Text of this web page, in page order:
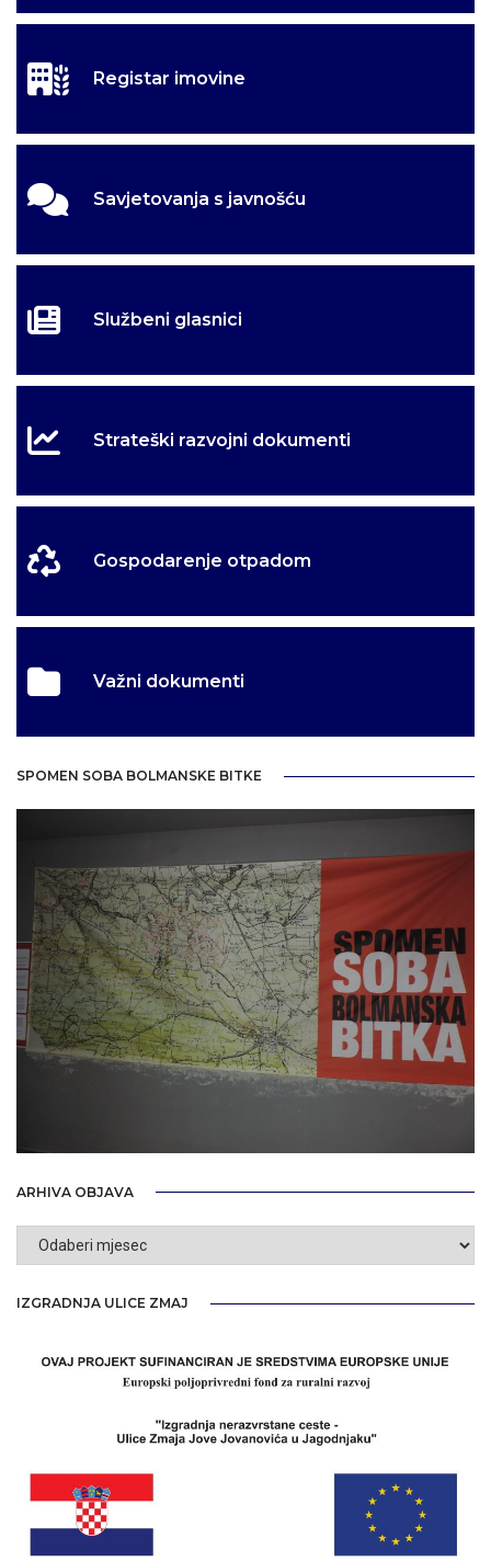
Registar imovine
Savjetovanja s javnošću
Službeni glasnici
Strateški razvojni dokumenti
Gospodarenje otpadom
Važni dokumenti
SPOMEN SOBA BOLMANSKE BITKE
ARHIVA OBJAVA
Arhiva
IZGRADNJA ULICE ZMAJ